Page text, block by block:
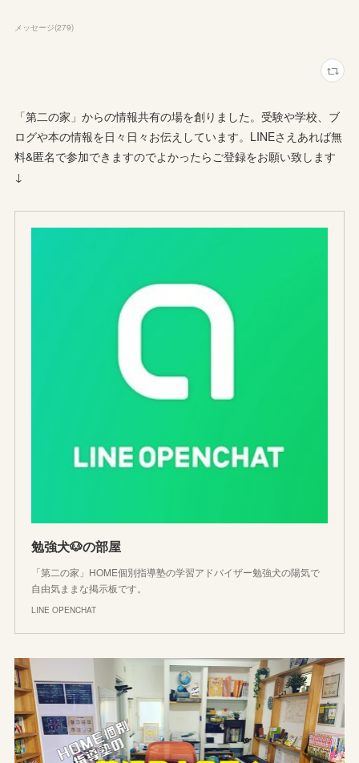
メッセージ(279)
「第二の家」からの情報共有の場を創りました。受験や学校、ブ
ログや本の情報を日々日々お伝えしています。LINEさえあれば無
料&匿名で参加できますのでよかったらご登録をお願い致します
↓
勉強犬🐶の部屋
「第二の家」HOME個別指導塾の学習アドバイザー勉強犬の陽気で
自由気ままな掲示板です。
LINE OPENCHAT